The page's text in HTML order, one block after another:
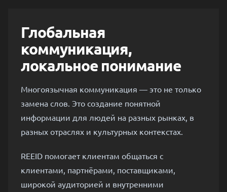
Глобальная
коммуникация,
локальное понимание
Многоязычная коммуникация — это не только
замена слов. Это создание понятной
информации для людей на разных рынках, в
разных отраслях и культурных контекстах.
REEID помогает клиентам общаться с
клиентами, партнёрами, поставщиками,
широкой аудиторией и внутренними